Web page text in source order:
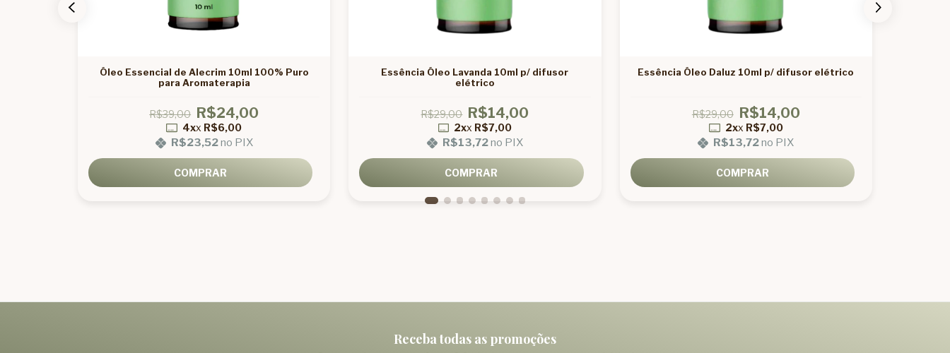
Óleo Essencial de Alecrim 10ml 100% Puro
para Aromaterapia
R$39,00 R$24,00
4xx R$6,00
R$23,52no PIX
COMPRAR
Essência Óleo Lavanda 10ml p/ difusor
elétrico
R$29,00 R$14,00
2xx R$7,00
R$13,72no PIX
COMPRAR
Essência Óleo Daluz 10ml p/ difusor elétrico
R$29,00 R$14,00
2xx R$7,00
R$13,72no PIX
COMPRAR
Receba todas as promoções